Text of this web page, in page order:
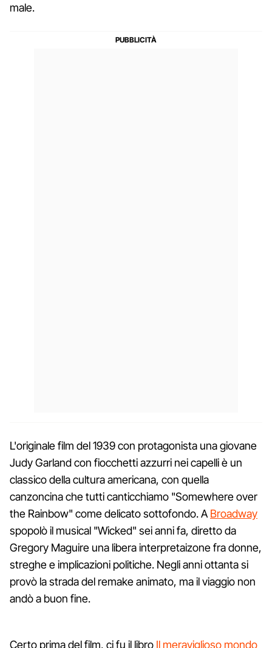
male.
L'originale film del 1939 con protagonista una giovane
Judy Garland con fiocchetti azzurri nei capelli è un
classico della cultura americana, con quella
canzoncina che tutti canticchiamo "Somewhere over
the Rainbow" come delicato sottofondo. A Broadway
spopolò il musical "Wicked" sei anni fa, diretto da
Gregory Maguire una libera interpretaizone fra donne,
streghe e implicazioni politiche. Negli anni ottanta si
provò la strada del remake animato, ma il viaggio non
andò a buon fine.
Certo prima del film, ci fu il libro Il meraviglioso mondo